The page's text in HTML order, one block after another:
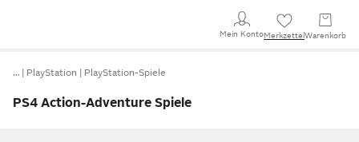
Mein KontoMerkzettel Warenkorb
… PlayStation PlayStation-Spiele
PS4 Action-Adventure Spiele